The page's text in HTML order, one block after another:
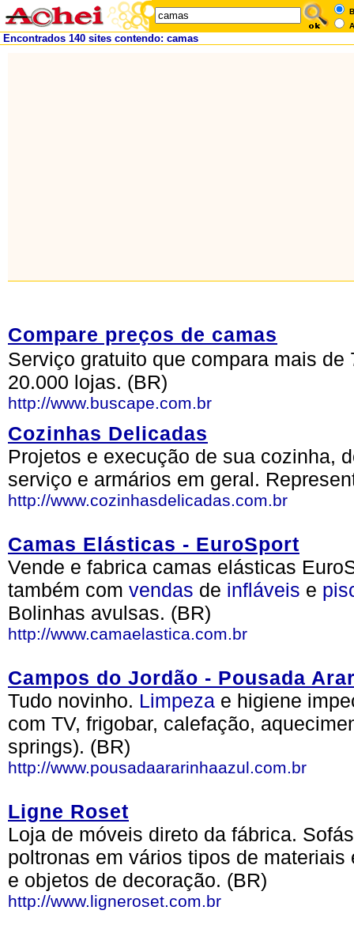
Encontrados 140 sites contendo: camas
Compare preços de camas
Serviço gratuito que compara mais
20.000 lojas. (BR)
http://www.buscape.com.br
Cozinhas Delicadas
Projetos e execução de sua cozinha,
serviço e armários em geral.
http://www.cozinhasdelicadas.com.br
Camas Elásticas - EuroSport
Vende e fabrica camas elásticas
também com vendas de infláveis e
Bolinhas avulsas. (BR)
http://www.camaelastica.com.br
Campos do Jordão - Pousada
Tudo novinho. Limpeza e higiene
com TV, frigobar, calefação,
springs). (BR)
http://www.pousadaararinhaazul.com.br
Ligne Roset
Loja de móveis direto da fábrica.
poltronas em vários tipos de
e objetos de decoração. (BR)
http://www.ligneroset.com.br